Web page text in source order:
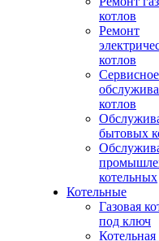
котлов
Ремонт
котлов
Сервисное
котлов
бытовых
котельных
Котельные
Газовая
под ключ